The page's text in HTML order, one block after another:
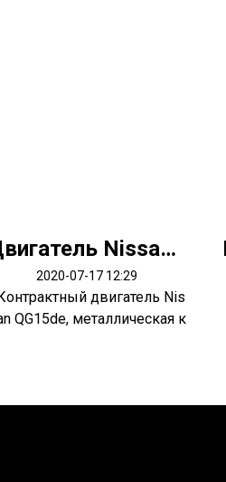
Двигатель Nissan QG15de
2020-07-17 12:29
двигатель Nis
QG15de, металлическая к